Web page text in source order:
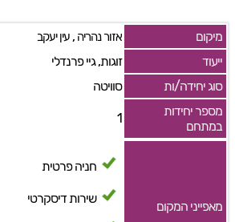
מיקום אזור נהריה, עין יעקב
ייעוד
זוגות, גיי פרנדלי
סוג יחידה/ות
סוויטה
מספר יחידות
במתחם
1
מאפייני המקום
חניה פרטית
שירות דיסקרטי